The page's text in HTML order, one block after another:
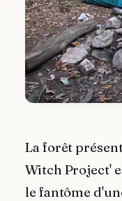
La forêt
Witch Project'
le fantôme